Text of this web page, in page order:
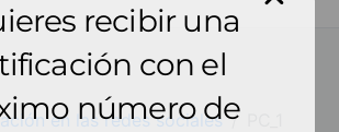
en las redes sociales
recibir una
con el
número de